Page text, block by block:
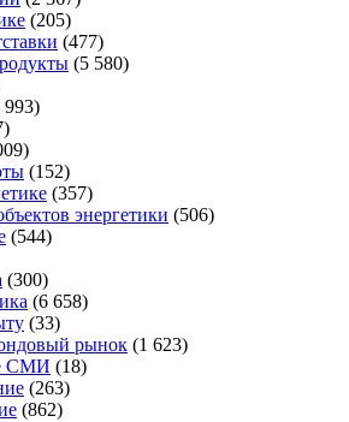
(205)
(477)
(5 580)
993)
(152)
(357)
энергетики (506)
(544)
(300)
(6 658)
(33)
рынок (1 623)
СМИ (18)
(263)
(862)